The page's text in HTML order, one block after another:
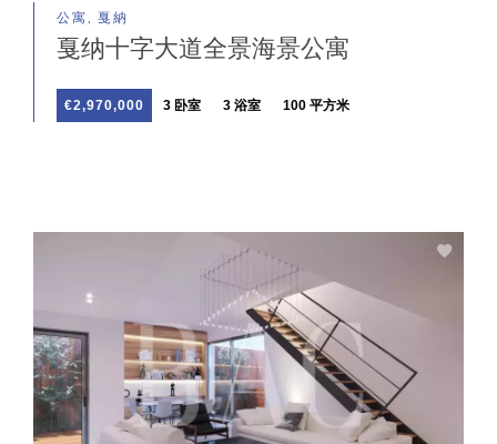
公寓, 戛納
戛纳十字大道全景海景公寓
€2,970,000 3 卧室 3 浴室 100 平方米